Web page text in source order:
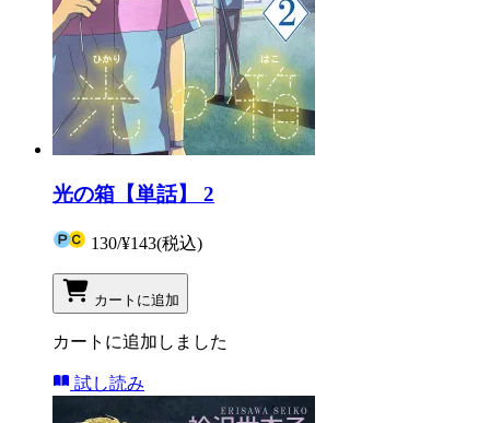
光の箱【単話】 2
130/¥143(税込)
カートに追加
カートに追加しました
試し読み